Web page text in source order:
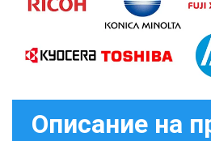
Описание на